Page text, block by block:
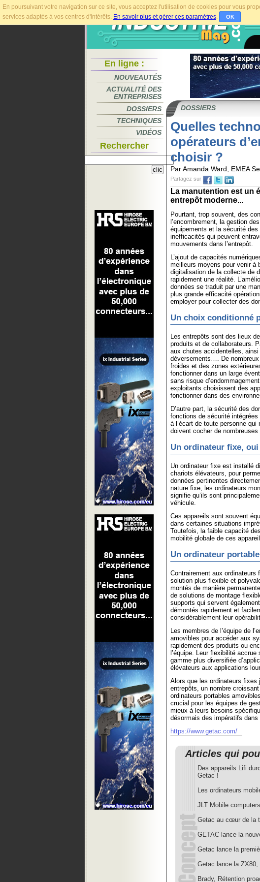
En poursuivant votre navigation sur ce site, vous acceptez l'utilisation de cookies pour vous
services adaptés à vos centres d'intérêts. En savoir plus et gérer ces paramètres. OK
En ligne :
NOUVEAUTÉS
ACTUALITÉ DES
ENTREPRISES
DOSSIERS
TECHNIQUES
VIDÉOS
Rechercher
DOSSIERS
Quelles
opérateurs
choisir ?
Par Amanda Ward, EMEA
Partagez sur
La manutention est un
entrepôt moderne...
Pourtant, trop souvent, des
l’encombrement, la gestion
équipements et la sécurité
inefficacités qui peuvent
mouvements dans l’entrepôt.
L’ajout de capacités
meilleurs moyens pour venir à
digitalisation de la collecte de
rapidement une réalité.
données se traduit par une
plus grande efficacité
employer pour collecter des
Un choix conditionné
Les entrepôts sont des lieux
produits et de collaborateurs.
aux chutes accidentelles, ainsi
déversements…. De
froides et des zones
fonctionner dans un large
sans risque
exploitants choisissent des
fonctionner dans des
D’autre part, la sécurité des
fonctions de sécurité
à l’écart de toute personne
doivent cocher de
Un ordinateur fixe,
Un ordinateur fixe est installé
chariots élévateurs, pour
données pertinentes
nature fixe, les ordinateurs
signifie qu’ils sont
véhicule.
Ces appareils sont souvent
dans certaines situations
Toutefois, la faible capacité
mobilité globale de ces
Un ordinateur
Contrairement aux
solution plus flexible et
montés de manière
de solutions de montage
supports qui servent
démontés rapidement et
considérablement leur
Les membres de l’équipe de
amovibles pour accéder aux
rapidement des produits ou
l’équipe. Leur flexibilité
gamme plus diversifiée
élévateurs aux applications
Alors que les ordinateurs fixes
entrepôts, un nombre
ordinateurs portables
crucial pour les équipes de
mieux à leurs besoins
désormais des impératifs
https://www.getac.com/
Articles qui
Des appareils Lifi
Getac !
Les ordinateurs
JLT Mobile
Getac au cœur de la
GETAC lance la
Getac lance la
Getac lance la ZX80,
Brady, Rétention